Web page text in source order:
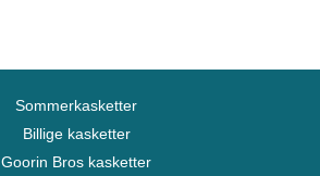
Sommerkasketter
Billige kasketter
Goorin Bros kasketter